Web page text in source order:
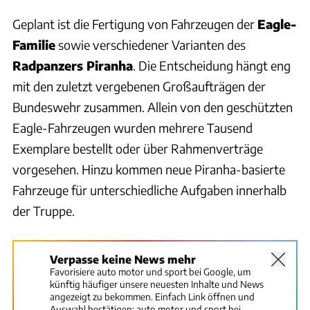
Geplant ist die Fertigung von Fahrzeugen der Eagle-
Familiesowie verschiedener Varianten des
Radpanzers Piranha. Die Entscheidung hängt eng
mit den zuletzt vergebenen Großaufträgen der
Bundeswehr zusammen. Allein von den geschützten
Eagle-Fahrzeugen wurden mehrere Tausend
Exemplare bestellt oder über Rahmenverträge
vorgesehen. Hinzu kommen neue Piranha-basierte
Fahrzeuge für unterschiedliche Aufgaben innerhalb
der Truppe.
Verpasse keine News mehr
Favorisiere auto motor und sport bei Google, um
künftig häufiger unsere neuesten Inhalte und News
angezeigt zu bekommen. Einfach Link öffnen und